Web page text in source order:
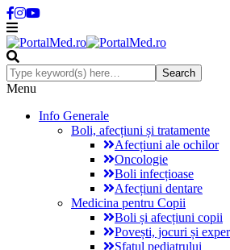
Menu
Info Generale
Boli, afecțiuni și tratamente
Afecțiuni ale ochilor
Oncologie
Boli infecțioase
Afecțiuni dentare
Medicina pentru Copii
Boli și afecțiuni copii
Povești, jocuri și
Sfatul pediatrului